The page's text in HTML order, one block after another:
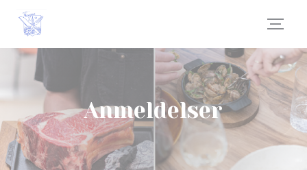
Panel for informasjonskapsler
Anmeldelser